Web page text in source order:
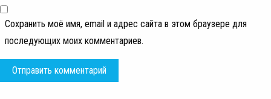
Сохранить моё имя, email и адрес сайта в этом браузере для
последующих моих комментариев.